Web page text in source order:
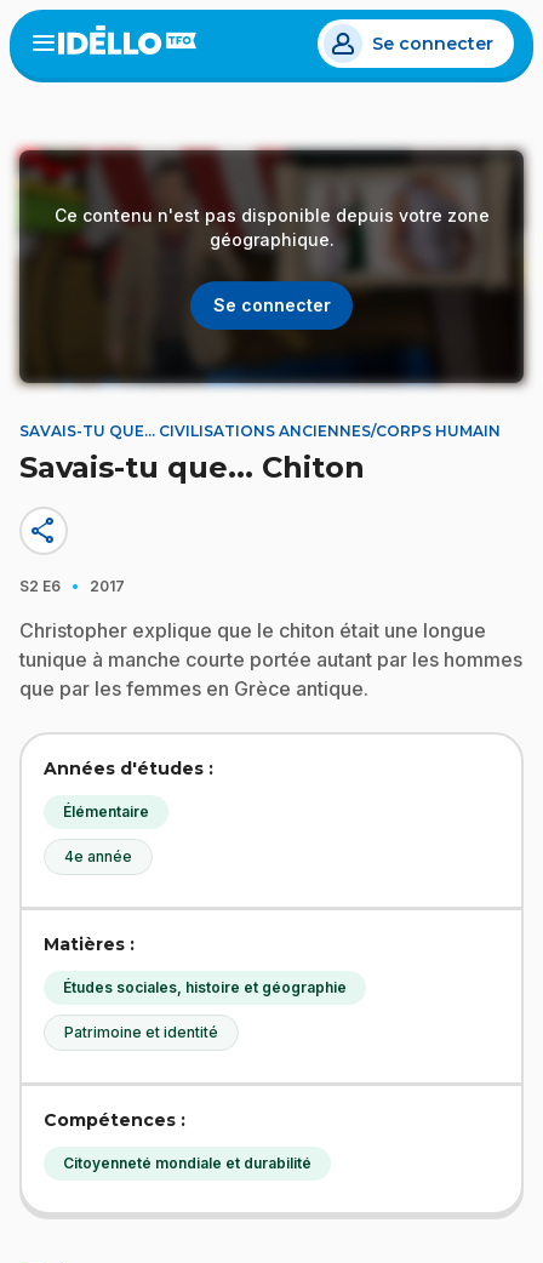
Aller
au
contenu
Open
menu
Se connecter
Ce contenu n'est pas disponible depuis votre zone
géographique.
Se connecter
SAVAIS-TU QUE... CIVILISATIONS ANCIENNES/CORPS HUMAIN
Savais-tu que... Chiton
share
S2 E6 · 2017
Christopher explique que le chiton était une longue
tunique à manche courte portée autant par les hommes
que par les femmes en Grèce antique.
Années d'études :
Élémentaire
4e année
Matières :
Études sociales, histoire et géographie
Patrimoine et identité
Compétences :
Citoyenneté mondiale et durabilité